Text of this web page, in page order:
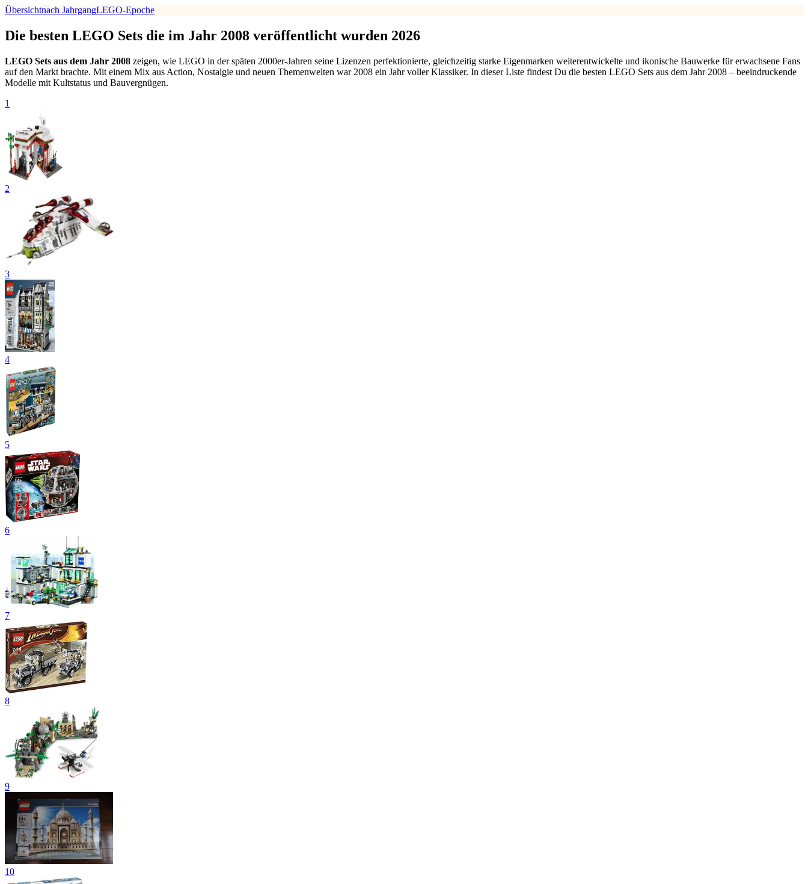
Übersichtnach JahrgangLEGO-Epoche
Die besten LEGO Sets die im Jahr 2008 veröffentlicht wurden 2026
LEGO Sets aus dem Jahr 2008 zeigen, wie LEGO in der späten 2000er-Jahren seine Lizenzen perfektionierte, gleichzeitig starke Eigenmarken weiterentwickelte und ikonische Bauwerke für erwachsene Fans
auf den Markt brachte. Mit einem Mix aus Action, Nostalgie und neuen Themenwelten war 2008 ein Jahr voller Klassiker. In dieser Liste findest Du die besten LEGO Sets aus dem Jahr 2008 – beeindruckende
Modelle mit Kultstatus und Bauvergnügen.
1
2
3
4
5
6
7
8
9
10